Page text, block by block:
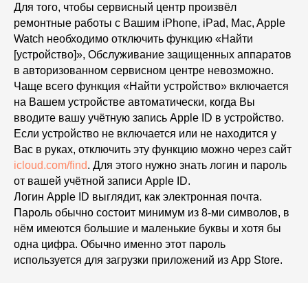
Для того, чтобы сервисный центр произвёл
ремонтные работы с Вашим iPhone, iPad, Mac, Apple
Watch необходимо отключить функцию «Найти
[устройство]», Обслуживание защищенных аппаратов
в авторизованном сервисном центре невозможно.
Чаще всего функция «Найти устройство» включается
на Вашем устройстве автоматически, когда Вы
вводите вашу учётную запись Apple ID в устройство.
Если устройство не включается или не находится у
Вас в руках, отключить эту функцию можно через сайт
icloud.com/find. Для этого нужно знать логин и пароль
от вашей учётной записи Apple ID.
Логин Apple ID выглядит, как электронная почта.
Пароль обычно состоит минимум из 8-ми символов, в
нём имеются большие и маленькие буквы и хотя бы
одна цифра. Обычно именно этот пароль
используется для загрузки приложений из App Store.